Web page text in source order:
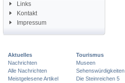
Links
Kontakt
Impressum
Aktuelles
Nachrichten
Alle Nachrichten
Meistgelesene Artikel
Tourismus
Museen
Sehenswürdigkeiten
Die Steinreichen 5